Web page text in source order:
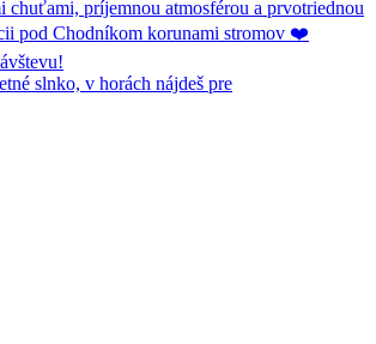
slnko, v horách nájdeš pre